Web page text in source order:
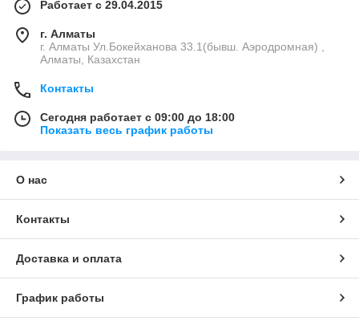
Работает с 29.04.2015
г. Алматы
г. Алматы Ул.Бокейханова 33.1(бывш. Аэродромная) ,
Алматы, Казахстан
Контакты
Сегодня работает с 09:00 до 18:00
Показать весь график работы
О нас
Контакты
Доставка и оплата
График работы